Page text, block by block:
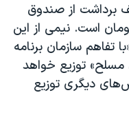
بودجه سال ۹۸ سقف برداشت از صندوق
میلیارد تومان است. نیمی از این
«با تفاهم سازمان برنامه
توزیع خواهد
دیگری توزیع